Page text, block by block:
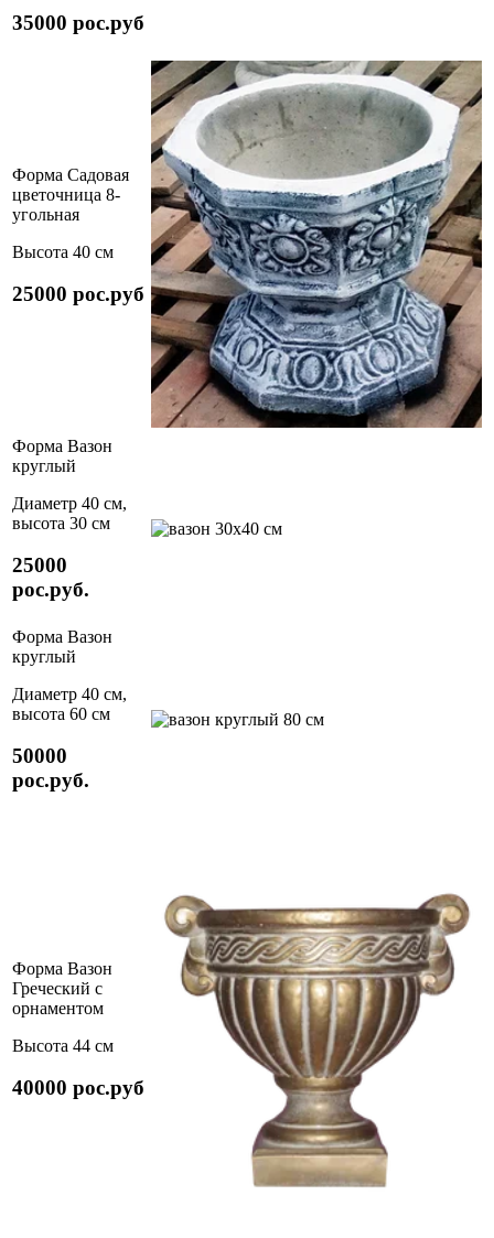
35000 рос.руб
Форма Садовая
цветочница 8-
угольная
Высота 40 см
25000 рос.руб
Форма Вазон
круглый
Диаметр 40 см,
высота 30 см
25000
рос.руб.
Форма Вазон
круглый
Диаметр 40 см,
высота 60 см
50000
рос.руб.
Форма Вазон
Греческий с
орнаментом
Высота 44 см
40000 рос.руб